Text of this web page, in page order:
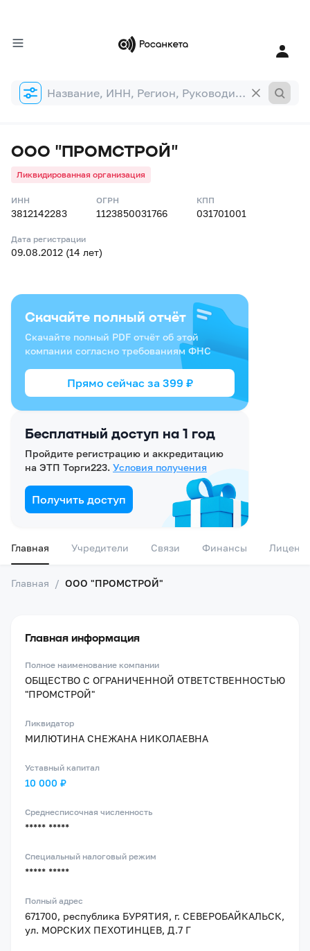
Форма
поиска
ООО "ПРОМСТРОЙ"
Ликвидированная организация
ИНН
3812142283
ОГРН
1123850031766
КПП
031701001
Дата регистрации
09.08.2012 (14 лет)
Бесплатный доступ на 1 год
Пройдите регистрацию и аккредитацию
на ЭТП Торги223. Условия получения
Получить доступ
Скачайте полный отчёт
Скачайте полный PDF отчёт об этой
компании согласно требованиям ФНС
Прямо сейчас за 399 ₽
Главная Учредители Связи Финансы
Главная / ООО "ПРОМСТРОЙ"
Главная информация
Полное наименование компании
ОБЩЕСТВО С ОГРАНИЧЕННОЙ ОТВЕТСТВЕННОСТЬЮ
"ПРОМСТРОЙ"
Ликвидатор
МИЛЮТИНА СНЕЖАНА НИКОЛАЕВНА
Уставный капитал
10 000 ₽
Среднесписочная численность
***** *****
Специальный налоговый режим
***** *****
Полный адрес
671700, республика БУРЯТИЯ, г. СЕВЕРОБАЙКАЛЬСК,
ул. МОРСКИХ ПЕХОТИНЦЕВ, Д.7 Г